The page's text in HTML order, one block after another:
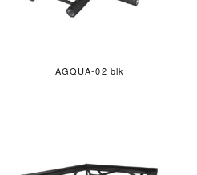
AGQUA-02 blk